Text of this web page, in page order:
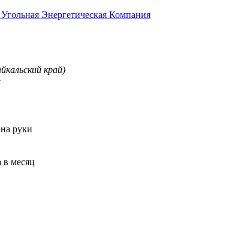
Энергетическая Компания
край)
на руки
месяц